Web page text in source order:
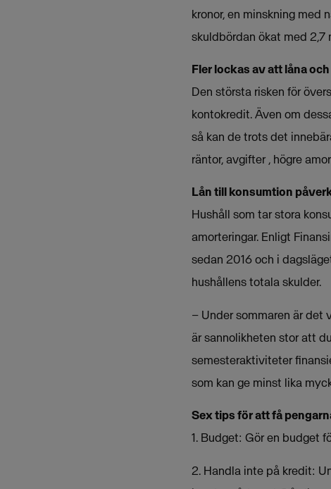
kronor, en minskning med
skuldbördan ökat med 2,7
Fler lockas av att låna
Den största risken för
kontokredit. Även om
så kan de trots det
räntor, avgifter , högre
Lån till konsumtion
Hushåll som tar stora
amorteringar. Enligt
sedan 2016 och i
hushållens totala skulder.
– Under sommaren är det
är sannolikheten stor att
semesteraktiviteter
som kan ge minst lika
Sex tips för att få
1. Budget: Gör en budget
2. Handla inte på kredit: